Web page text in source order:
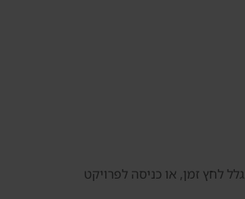
לחץ זמן, או כניסה לפרויקט